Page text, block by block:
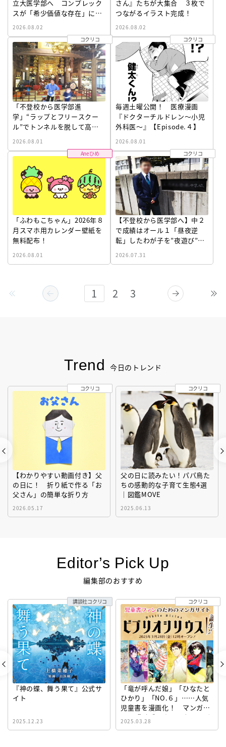
立大医学部へ コンプレック
スが「希少価値な存在」に変
わった「浪人時代」
2026.08.02
さん』たちが大集合 ３枚で
つながるイラスト完成！
2026.08.02
コクリコ
「不登校から医学部進
学」“ラップとフリースクー
ル”でトンネルを脱して高校
2026.08.01
コクリコ
毎週土曜公開！ 医療漫画
『ドクターチルドレン～小児
外科医～』【Episode.４】
2026.08.01
Aneひめ
「ふわもこちゃん」2026年８
月スマホ用カレンダー壁紙を
無料配布！
2026.08.01
コクリコ
【不登校から医学部へ】中２
で成績はオール１「昼夜逆
転」したわが子を”夜遊び”に
2026.07.31
1 2 3
Trend 今日のトレンド
【わかりやすい動画付き】父
の日に！ 折り紙で作る「お
父さん」の簡単な折り方
2026.05.17
コクリコ
父の日に読みたい！パパ鳥た
ちの感動的な子育て生態4選
｜図鑑MOVE
2025.06.13
コクリコ
Editor’s Pick Up
編集部のおすすめ
『神の蝶、舞う果て』公式サ
イト
2025.12.23
講談社コクリコ
「竜が呼んだ娘」「ひなたと
ひかり」「NO.６」……人気
児童書を漫画化！ マンガサ
イト『ビブリオシリウス』誕
生！
2025.03.28
コクリコ